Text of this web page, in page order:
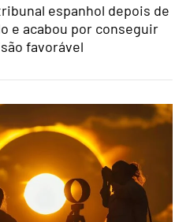
espanhol depois de
e acabou por conseguir
favorável